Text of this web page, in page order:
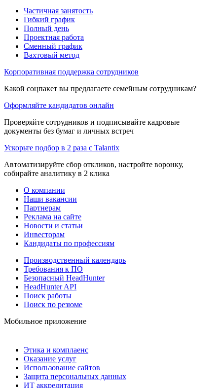
Частичная занятость
Гибкий график
Полный день
Проектная работа
Сменный график
Вахтовый метод
Корпоративная поддержка сотрудников
Какой соцпакет вы предлагаете семейным сотрудникам?
Оформляйте кандидатов онлайн
Проверяйте сотрудников и подписывайте кадровые
документы без бумаг и личных встреч
Ускорьте подбор в 2 раза с Talantix
Автоматизируйте сбор откликов, настройте воронку,
собирайте аналитику в 2 клика
О компании
Наши вакансии
Партнерам
Реклама на сайте
Новости и статьи
Инвесторам
Кандидаты по профессиям
Производственный календарь
Требования к ПО
Безопасный HeadHunter
HeadHunter API
Поиск работы
Поиск по резюме
Мобильное приложение
Этика и комплаенс
Оказание услуг
Использование сайтов
Защита персональных данных
ИТ аккредитация